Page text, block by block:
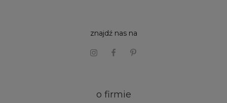
o firmie
znajdź nas na